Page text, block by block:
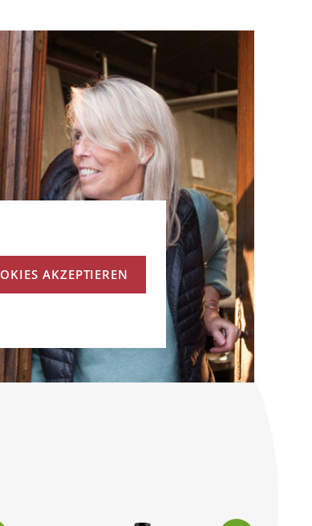
AKZEPTIEREN